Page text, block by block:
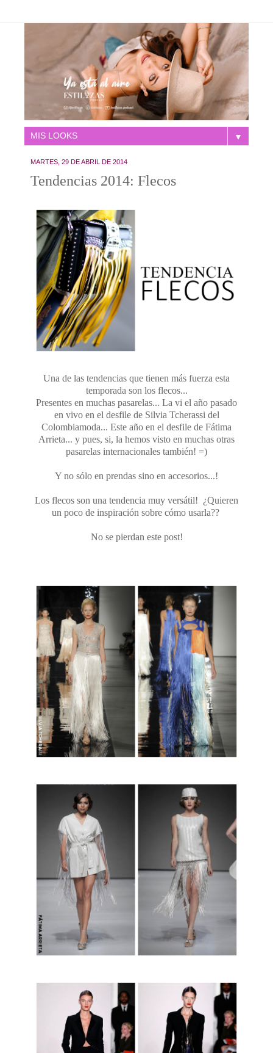
▼
MARTES, 29 DE ABRIL DE 2014
Tendencias 2014: Flecos
Una de las tendencias que tienen más fuerza esta
temporada son los flecos...
Presentes en muchas pasarelas... La vi el año pasado
en vivo en el desfile de Silvia Tcherassi del
Colombiamoda... Este año en el desfile de Fátima
Arrieta... y pues, si, la hemos visto en muchas otras
pasarelas internacionales también! =)
Y no sólo en prendas sino en accesorios...!
Los flecos son una tendencia muy versátil! ¿Quieren
un poco de inspiración sobre cómo usarla??
No se pierdan este post!